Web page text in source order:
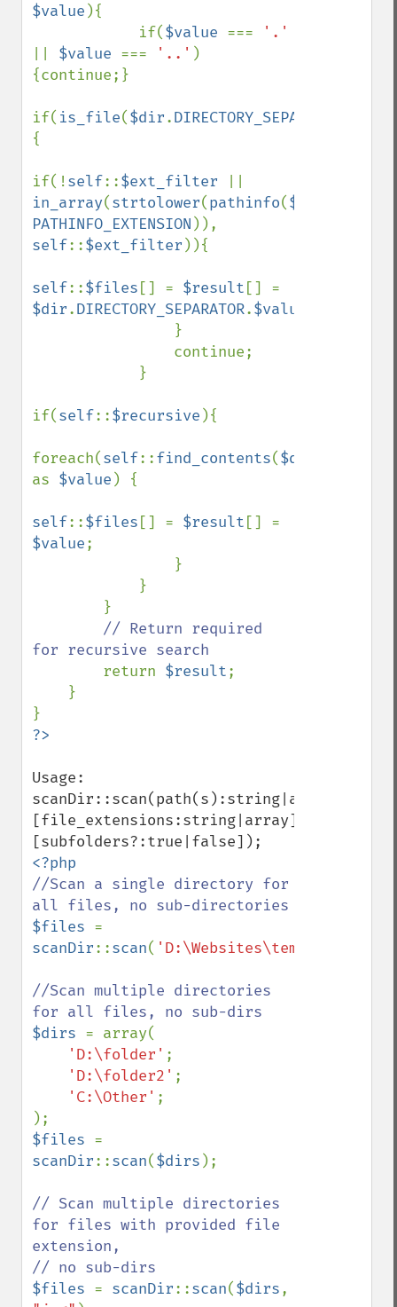
$value ){
            if(
$value ===
$value === '..' )
{continue;}
if( is_file($dir.DIRECTORY_SEPARATOR
{
if(!self::$ext_filter
in_array(strtolower(pathinfo($dir
PATHINFO_EXTENSION
self::$ext_filter )){
self::$files [] = $result
$dir.DIRECTORY_SEPARATOR.$value
if(self::$recursive ){
foreach(self::find_contents($dir
as $value ) {
self::$files [] = $result
$value;
// Return required
for recursive search
return $result;
Usage:
scanDir::scan(path(s):string|array,
[file_extensions:string|array],
//Scan a single directory for
$files
scanDir::scan( 'D:\Websites\temp'
//Scan multiple directories
$dirs = array(
'D:\folder' ;
'D:\folder2' ;
'C:\Other' ;
$files
scanDir::scan($dirs );
// Scan multiple directories
for files with provided file
extension,
$files = scanDir::scan($dirs